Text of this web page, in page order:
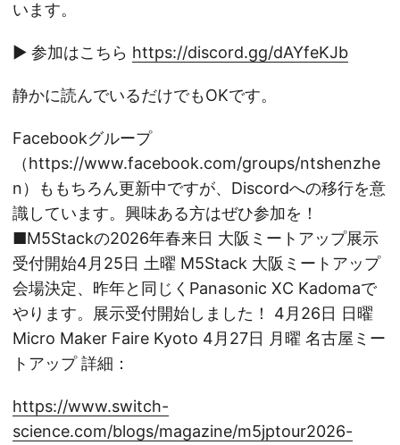
います。
▶ 参加はこちら https://discord.gg/dAYfeKJb
静かに読んでいるだけでもOKです。
Facebookグループ
（https://www.facebook.com/groups/ntshenzhe
n）ももちろん更新中ですが、Discordへの移行を意
識しています。興味ある方はぜひ参加を！
■M5Stackの2026年春来日 大阪ミートアップ展示
受付開始4月25日 土曜 M5Stack 大阪ミートアップ
会場決定、昨年と同じくPanasonic XC Kadomaで
やります。展示受付開始しました！ 4月26日 日曜
Micro Maker Faire Kyoto 4月27日 月曜 名古屋ミー
トアップ 詳細：
https://www.switch-
science.com/blogs/magazine/m5jptour2026-